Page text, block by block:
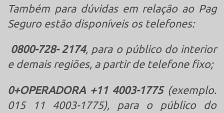
Também para dúvidas em relação ao Pag
Seguro estão disponíveis os telefones:
0800-728- 2174, para o público do interior
e demais regiões, a partir de telefone fixo;
0+OPERADORA +11 4003-1775(exemplo.
015 11 4003-1775), para o público do